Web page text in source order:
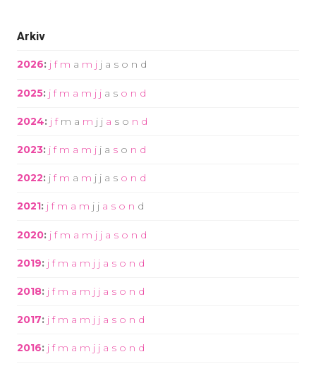
Arkiv
2026: j f m a m j j a s o n d
2025: j f m a m j j a s o n d
2024: j f m a m j j a s o n d
2023: j f m a m j j a s o n d
2022: j f m a m j j a s o n d
2021: j f m a m j j a s o n d
2020: j f m a m j j a s o n d
2019: j f m a m j j a s o n d
2018: j f m a m j j a s o n d
2017: j f m a m j j a s o n d
2016: j f m a m j j a s o n d